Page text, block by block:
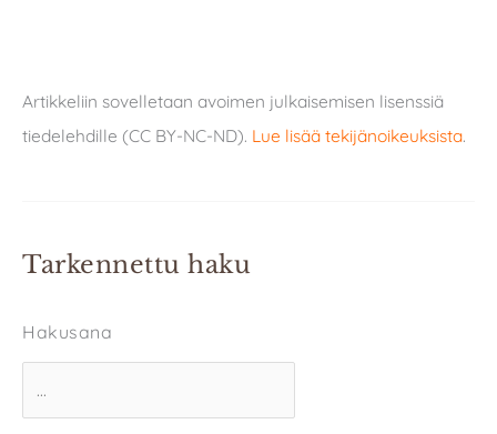
Artikkeliin sovelletaan avoimen julkaisemisen lisenssiä
tiedelehdille (CC BY-NC-ND). Lue lisää tekijänoikeuksista.
Tarkennettu haku
Hakusana